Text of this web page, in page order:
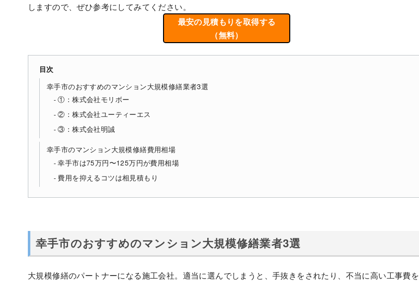
しますので、ぜひ参考にしてみてください。
最安の見積もりを取得する
（無料）
目次
幸手市のおすすめのマンション大規模修繕業者3選
①：株式会社モリボー
②：株式会社ユーティーエス
③：株式会社明誠
幸手市のマンション大規模修繕費用相場
幸手市は75万円〜125万円が費用相場
費用を抑えるコツは相見積もり
幸手市のおすすめのマンション大規模修繕業者3選
大規模修繕のパートナーになる施工会社。適当に選んでしまうと、手抜きをされたり、不当に高い工事費を